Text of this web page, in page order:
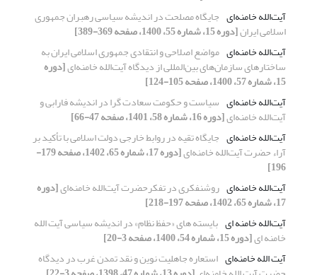
آیت‌الله خامنه‌ای جایگاه مصلحت در اندیشه سیاسی رهبران جمهوری
اسلامی ایران[دوره 15، شماره 55، 1400، صفحه 369-389]
آیت‌الله خامنه‌ای مواضع اصلاحی و انتقادی جمهوری اسلامی ایران به
ساختارهای سازمان‌های بین‌المللی از دیدگاه آیت‌الله خامنه‌ای[دوره
15، شماره 57، 1400، صفحه 105-124]
آیت‌الله خامنه‌ای سیاست و حکومت سعادت گرا در اندیشه فارابی و
آیت‌الله خامنه‌ای[دوره 16، شماره 58، 1401، صفحه 47-66]
آیت‌الله خامنه‌ای جایگاه تقیه در روابط خارجی دولت اسلامی با تأکید بر
آراء حضرت آیت‌الله خامنه‌ای [دوره 17، شماره 65، 1402، صفحه 179-
196]
آیت‌الله خامنه‌ای روشنفکری در تفکرحضرت آیت‌الله خامنه‌ای[دوره
17، شماره 65، 1402، صفحه 197-218]
آیت‌الله خامنه ای بایسته های «حفظ نظام» در اندیشه سیاسی آیت الله
خامنه ای[دوره 15، شماره 54، 1400، صفحه 3-20]
آیت الله خامنه‌ای استعاره جاهلیت نوین و نقد تمدن غرب در دیدگاه